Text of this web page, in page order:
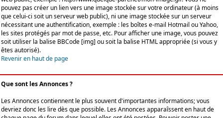
pouvez pas créer un lien vers une image stockée sur votre ordinateur (à moins
que celui-ci soit un serveur web public), ni une image stockée sur un serveur
nécessitant une authentification, exemple : les boîtes e-mail Hotmail ou Yahoo,
les sites protégés par mot de passe, etc. Pour afficher une image, vous pouvez
soit utiliser la balise BBCode [img] ou soit la balise HTML appropriée (si vous y
êtes autorisé).
Revenir en haut de page
Que sont les Annonces ?
Les Annonces contiennent le plus souvent d'importantes informations; vous
devriez donc les lire dès que possible. Les Annonces apparaîssent en haut de